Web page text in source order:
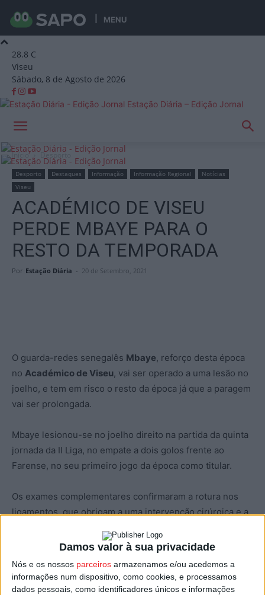
Damos valor à sua privacidade
Nós e os nossos parceiros armazenamos e/ou acedemos a
informações num dispositivo, como cookies, e processamos
dados pessoais, como identificadores únicos e informações
MENU
28.8 C
Viseu
Sábado, 8 de Agosto de 2026
Estação Diária – Edição Jornal
Início Desporto
Desporto Destaques Informação Informação Regional
Notícias
Viseu
ACADÉMICO DE VISEU
PERDE MBAYE PARA O
RESTO DA TEMPORADA
Por Estação Diária - 20 de Setembro, 2021
O guarda-redes senegalês Mbaye, reforço desta época
no Académico de Viseu, vai ser operado a uma lesão no
joelho, e tem em risco o resto da época já que a paragem
vai ser prolongada.
Mbaye lesionou-se no joelho direito na partida da quinta
jornada da II Liga, no empate a dois golos frente ao
Farense, no seu primeiro jogo da época como titular.
Os exames complementares confirmaram a rotura nos
ligamentos, que obrigam a uma intervenção cirúrgica e a
É a segunda vez na carreira que Mbaye sofre uma lesão
desta gravidade, depois de uma semelhante, mas no